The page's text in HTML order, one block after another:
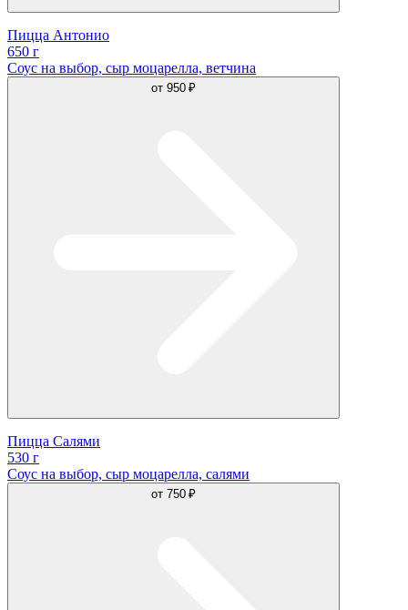
Пицца Антонио
650 г
Соус на выбор, сыр моцарелла, ветчина
от 950 ₽
Пицца Салями
530 г
Соус на выбор, сыр моцарелла, салями
от 750 ₽